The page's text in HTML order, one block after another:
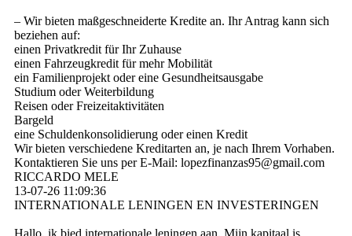
– Wir bieten maßgeschneiderte Kredite an. Ihr Antrag kann sich
beziehen auf:
einen Privatkredit für Ihr Zuhause
einen Fahrzeugkredit für mehr Mobilität
ein Familienprojekt oder eine Gesundheitsausgabe
Studium oder Weiterbildung
Reisen oder Freizeitaktivitäten
Bargeld
eine Schuldenkonsolidierung oder einen Kredit
Wir bieten verschiedene Kreditarten an, je nach Ihrem Vorhaben.
Kontaktieren Sie uns per E-Mail: lopezfinanzas95@­gmail.­com
RICCARDO MELE
13-07-26 11:09:36
INTERNATIONALE LENINGEN EN INVESTERINGEN
Hallo, ik bied internationale leningen aan. Mijn kapitaal is